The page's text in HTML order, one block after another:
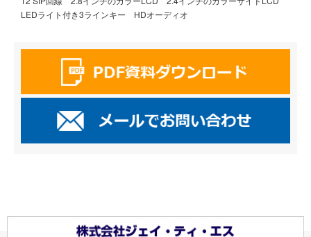
LEDライト付き3ラインキー HDオーディオ